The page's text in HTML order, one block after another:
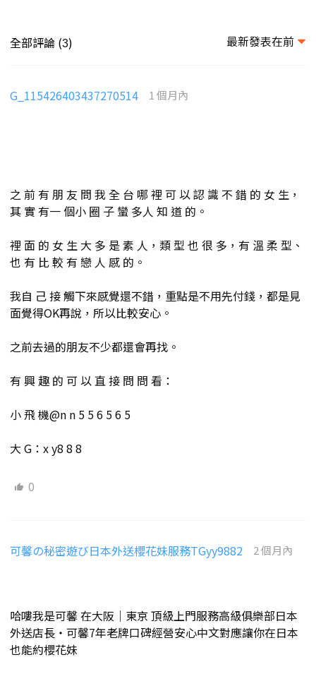
全部評論 (3) 最新發表在前
G_115426403437270514 1 個月內
之 前 有 朋 友 問 我 全 台 哪 裡 可 以 認 識 不 錯 的 女 生，
其 實 有一 個小 圈 子 蠻 多人 知 道 的。
裡 面 的 女 生 大 多 是 素 人，類 型 也 很 多，有 溫 柔 型、
也 有 比 較 有 戀 人 感 的。
我自 己 接 觸下來感覺還不錯，重點是不用先付錢，都是見
面覺得OK再說，所以比較安心。
之前去過的朋友不少都還會再找。
有 興 趣 的 可 以 直 接 問 問 看：
小 飛 機@n n 5 5 6 5 6 5
大 G：x y8 8 8
0
可馨の秘密遊び日本外送櫻花妹服務TGyy9882 2 個月內
哈嘍我是可馨 在大阪｜東京 頂級上門服務高級俱樂部日本
外送店長・可馨7年老牌口碑經營安心中文對應讓你在日本
也能約櫻花妹